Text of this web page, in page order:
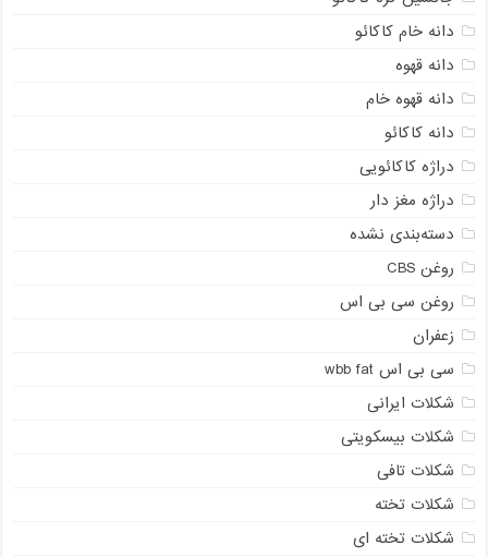
دانه خام کاکائو
دانه قهوه
دانه قهوه خام
دانه کاکائو
دراژه کاکائویی
دراژه مغز دار
دسته‌بندی نشده
روغن CBS
روغن سی بی اس
زعفران
سی بی اس wbb fat
شکلات ایرانی
شکلات بیسکویتی
شکلات تافی
شکلات تخته
شکلات تخته ای